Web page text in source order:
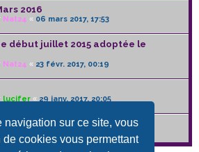
navigation sur ce site, vous
de cookies vous permettant
2016
Nat24 « 06 mars 2017, 17:53
début juillet 2015 adoptée le
Nat24 « 23 févr. 2017, 00:19
lucifer « 29 janv. 2017, 20:05
gaulthier02 25 janv. 2017, 13:28